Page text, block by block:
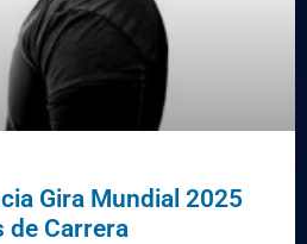
Gira Mundial 2025
de Carrera